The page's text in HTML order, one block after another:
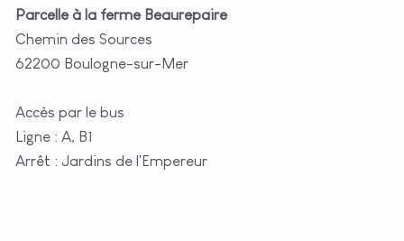
Parcelle à la ferme Beaurepaire
Chemin des Sources
62200 Boulogne-sur-Mer
Accès par le bus
Ligne : A, B1
Arrêt : Jardins de l'Empereur